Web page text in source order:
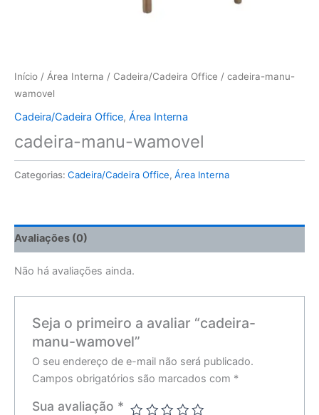
Início / Área Interna / Cadeira/Cadeira Office / cadeira-manu-
wamovel
Cadeira/Cadeira Office, Área Interna
cadeira-manu-wamovel
Categorias: Cadeira/Cadeira Office, Área Interna
Avaliações (0)
Não há avaliações ainda.
Seja o primeiro a avaliar “cadeira-
manu-wamovel”
O seu endereço de e-mail não será publicado.
Campos obrigatórios são marcados com *
Sua avaliação *